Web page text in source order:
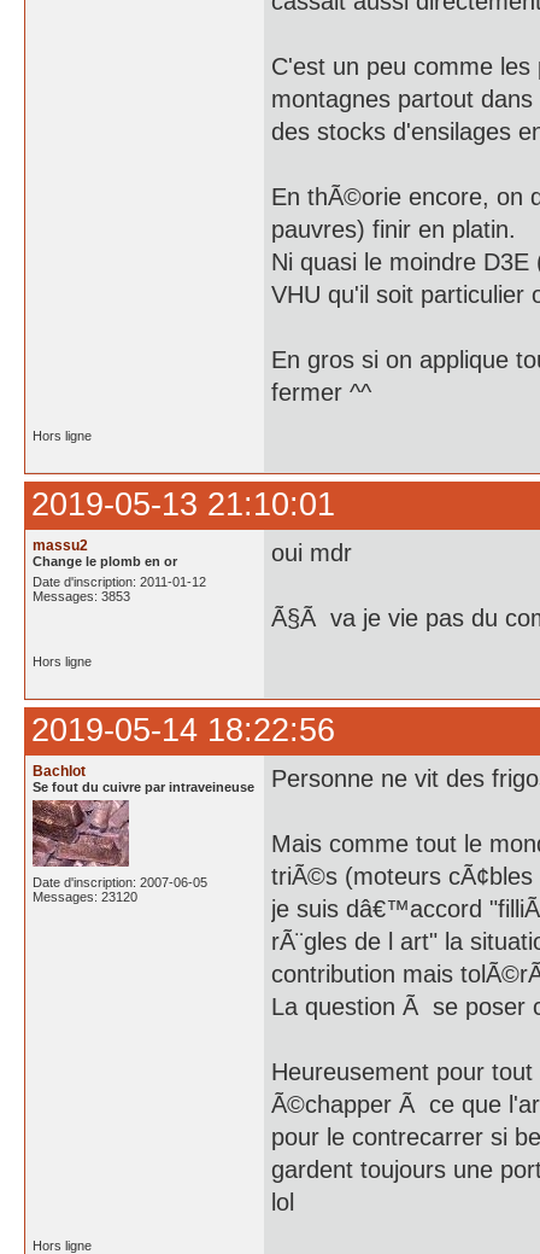
C'est un peu comme
montagnes partout
des stocks d'ensilages
En thÃ©orie encore, on
pauvres) finir en platin.
Ni quasi le moindre
VHU qu'il soit particulier
En gros si on applique
fermer ^^
Hors ligne
2019-05-13 21:10:01
massu2
Change le plomb en or
Date d'inscription: 2011-01-12
Messages: 3853
oui mdr
Ã§Ã va je vie pas du
Hors ligne
2019-05-14 18:22:56
Bachlot
Se fout du cuivre par intraveineuse
Date d'inscription: 2007-06-05
Messages: 23120
Personne ne vit des
Mais comme tout le
triÃ©s (moteurs
je suis dâ€™accord
rÃ¨gles de l art" la
contribution mais
La question Ã se poser
Heureusement pour
Ã©chapper Ã ce que
pour le contrecarrer si
gardent toujours une
lol
Hors ligne